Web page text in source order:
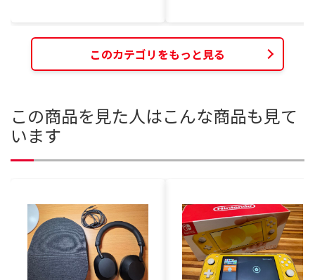
このカテゴリをもっと見る
この商品を見た人はこんな商品も見て
います